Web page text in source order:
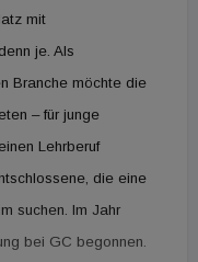
mit
je. Als
Branche möchte die
– für junge
Lehrberuf
die eine
suchen. Im Jahr
bei GC begonnen.